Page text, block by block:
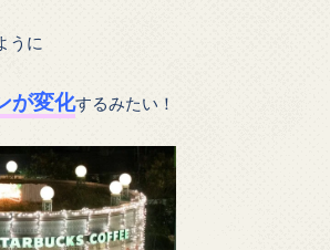
うに
が変化するみたい！